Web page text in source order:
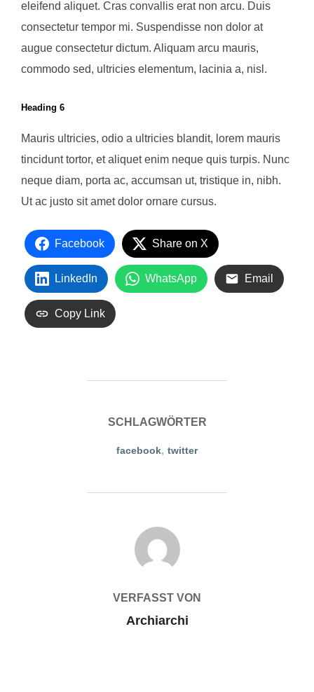
eleifend aliquet. Cras convallis erat non arcu. Duis
consectetur tempor mi. Suspendisse non dolor at
augue consectetur dictum. Aliquam arcu mauris,
commodo sed, ultricies elementum, lacinia a, nisl.
Heading 6
Mauris ultricies, odio a ultricies blandit, lorem mauris
tincidunt tortor, et aliquet enim neque quis turpis. Nunc
neque diam, porta ac, accumsan ut, tristique in, nibh.
Ut ac justo sit amet dolor ornare cursus.
Facebook Share on X
LinkedIn WhatsApp Email
Copy Link
SCHLAGWÖRTER
facebook, twitter
BEITRAGSAUTOR
VERFASST VON
Archiarchi